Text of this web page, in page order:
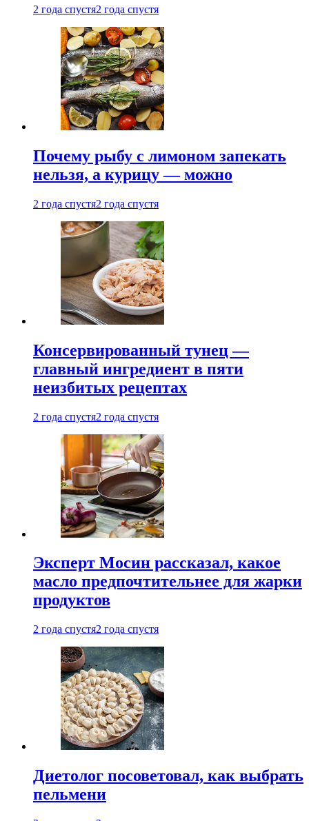
2 года спустя2 года спустя
Почему рыбу с лимоном запекать
нельзя, а курицу — можно
2 года спустя2 года спустя
Консервированный тунец —
главный ингредиент в пяти
неизбитых рецептах
2 года спустя2 года спустя
Эксперт Мосин рассказал, какое
масло предпочтительнее для жарки
продуктов
2 года спустя2 года спустя
Диетолог посоветовал, как выбрать
пельмени